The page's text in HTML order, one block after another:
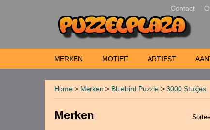
Contact
MERKEN MOTIEF ARTIEST
Home > Merken > Bluebird Puzzle > 3000 Stukjes
Merken